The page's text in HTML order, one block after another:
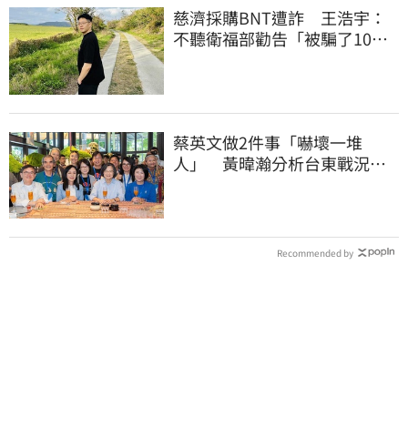
慈濟採購BNT遭詐 王浩宇：
不聽衛福部勸告「被騙了10億
蔡英文做2件事「嚇壞一堆
人」 黃暐瀚分析台東戰況：
Recommended by